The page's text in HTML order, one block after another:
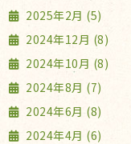
2025年2月 (5)
2024年12月 (8)
2024年10月 (8)
2024年8月 (7)
2024年6月 (8)
2024年4月 (6)